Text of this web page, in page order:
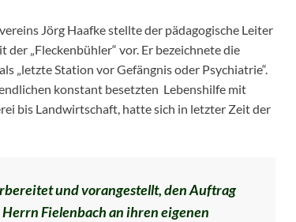
Jörg Haafke stellte der pädagogische Leiter
„Fleckenbühler“ vor. Er bezeichnete die
„letzte Station vor Gefängnis oder Psychiatrie“.
konstant besetzten Lebenshilfe mit
bis Landwirtschaft, hatte sich in letzter Zeit der
und vorangestellt, den Auftrag
Fielenbach an ihren eigenen